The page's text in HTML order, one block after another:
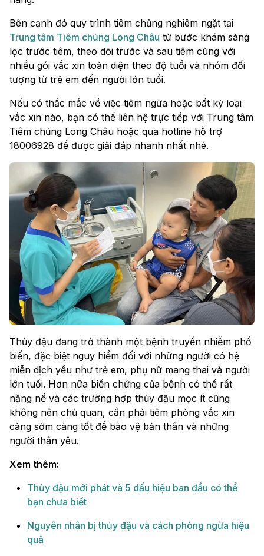
Bên cạnh đó quy trình tiêm chủng nghiêm ngặt tại
Trung tâm Tiêm chủng Long Châu từ bước khám sàng
lọc trước tiêm, theo dõi trước và sau tiêm cùng với
nhiều gói vắc xin toàn diện theo độ tuổi và nhóm đối
tượng từ trẻ em đến người lớn tuổi.
Nếu có thắc mắc về việc tiêm ngừa hoặc bất kỳ loại
vắc xin nào, bạn có thể liên hệ trực tiếp với Trung tâm
Tiêm chủng Long Châu hoặc qua hotline hỗ trợ
18006928 để được giải đáp nhanh nhất nhé.
Thủy đậu đang trở thành một bệnh truyền nhiễm phổ
biến, đặc biệt nguy hiểm đối với những người có hệ
miễn dịch yếu như trẻ em, phụ nữ mang thai và người
lớn tuổi. Hơn nữa biến chứng của bệnh có thể rất
nặng nề và các trường hợp thủy đậu mọc ít cũng
không nên chủ quan, cần phải tiêm phòng vắc xin
càng sớm càng tốt để bảo vệ bản thân và những
người thân yêu.
Xem thêm:
Thủy đậu mới phát và 5 dấu hiệu ban đầu có thể
bạn chưa biết
Nguyên nhân bị thủy đậu và cách phòng ngừa hiệu
quả